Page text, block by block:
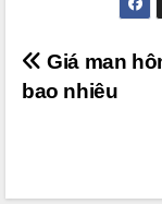
Điều
hướng
Giá man
bao nhiêu